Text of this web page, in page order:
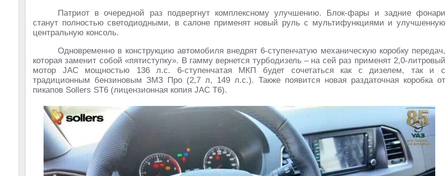
Патриот в очередной раз подвергнут комплексному улучшению. Блок-фары и задние фонари
станут полностью светодиодными, в салоне применят новый руль с мультифункциями и улучшенную
центральную консоль.
Одновременно в конструкцию автомобиля внедрят 6-ступенчатую механическую коробку передач,
которая заменит собой «пятиступку». В гамму вернется турбодизель – на сей раз применят 2,0-литровый
мотор JAC мощностью 136 л.с. 6-ступенчатая МКП будет сочетаться как с дизелем, так и с
традиционным бензиновым ЗМЗ Про (2,7 л, 149 л.с.). Также появится новая раздаточная коробка от
пикапов Sollers ST6 (лицензионная копия JAC T6).